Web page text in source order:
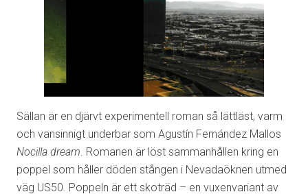
Sällan är en djärvt experimentell roman så lättläst, varm
och vansinnigt underbar som Agustín Fernández Mallos
Nocilla dream. Romanen är löst sammanhållen kring en
poppel som håller döden stången i Nevadaöknen utmed
väg US50. Poppeln är ett skoträd – en vuxenvariant av